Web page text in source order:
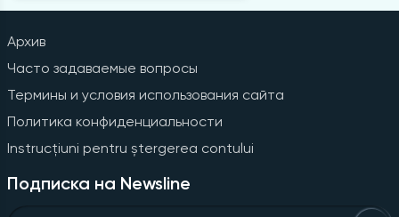
Архив
Часто задаваемые вопросы
Термины и условия использования сайта
Политика конфиденциальности
Instrucțiuni pentru ștergerea contului
Подписка на Newsline